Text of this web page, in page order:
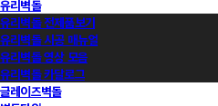
유리벽돌
유리벽돌 전제품보기
유리벽돌 시공 매뉴얼
유리벽돌 영상 모음
유리벽돌 카달로그
글레이즈벽돌